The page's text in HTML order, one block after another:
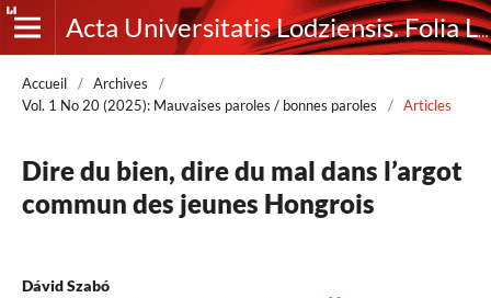
Acta Universitatis Lodziensis. Folia Litteraria Romanica
Accueil / Archives
/
Vol. 1 No 20 (2025): Mauvaises paroles / bonnes paroles
/ Articles
Dire du bien, dire du mal dans l’argot
commun des jeunes Hongrois
Dávid Szabó